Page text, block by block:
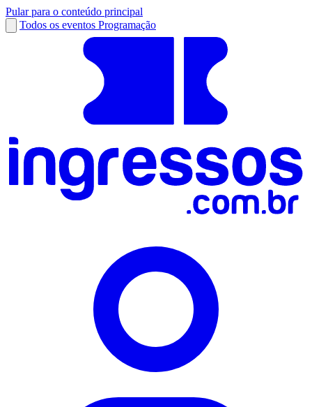
Pular para o conteúdo principal
Todos os eventos Programação